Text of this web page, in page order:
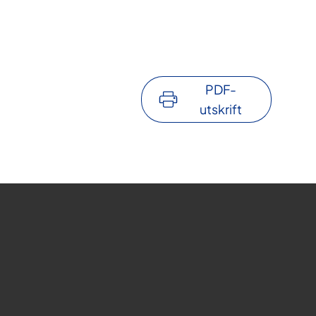
PDF-
utskrift